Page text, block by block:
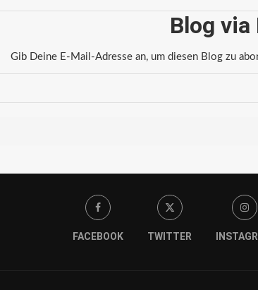
Blog
Gib Deine E-Mail-Adresse an, um diesen Blog zu
FACEBOOK TWITTER